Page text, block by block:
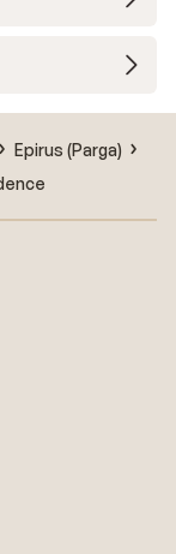
Epirus (Parga)